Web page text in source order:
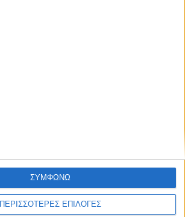
ΠΕΡΙΣΣΟΤΕΡΕΣ ΕΠΙΛΟΓΕΣ
ΣΥΜΦΩΝΩ
Πολιτισμός